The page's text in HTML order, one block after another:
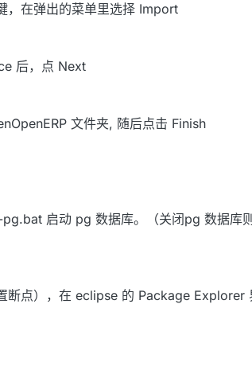
，在弹出的菜单里选择 Import
后，点 Next
文件夹, 随后点击 Finish
启动 pg 数据库。（关闭pg 数据库
断点），在 eclipse 的 Package